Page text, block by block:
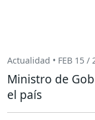
Actualidad • FEB 15 /
Ministro de
el país